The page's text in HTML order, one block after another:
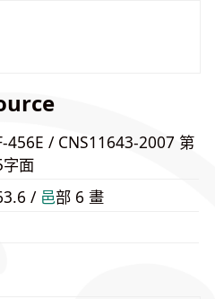
456E / CNS11643-2007 第
面
/ ⾢部 6 畫